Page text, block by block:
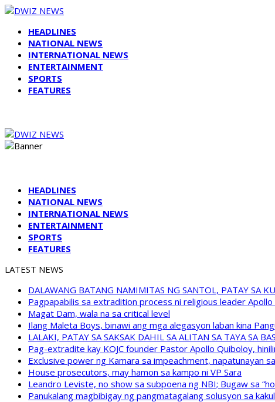
HEADLINES
NATIONAL NEWS
INTERNATIONAL NEWS
ENTERTAINMENT
SPORTS
FEATURES
HEADLINES
NATIONAL NEWS
INTERNATIONAL NEWS
ENTERTAINMENT
SPORTS
FEATURES
LATEST NEWS
DALAWANG BATANG NAMIMITAS NG SANTOL, PATAY SA
Pagpapabilis sa extradition process ni religious leader
Magat Dam, wala na sa critical level
Ilang Maleta Boys, binawi ang mga alegasyon laban kina
LALAKI, PATAY SA SAKSAK DAHIL SA ALITAN SA TAYA SA
Pag-extradite kay KOJC founder Pastor Apollo Quiboloy,
Exclusive power ng Kamara sa impeachment, napatunayan
House prosecutors, may hamon sa kampo ni VP Sara
Leandro Leviste, no show sa subpoena ng NBI; Bugaw sa
Panukalang magbibigay ng pangmatagalang solusyon sa